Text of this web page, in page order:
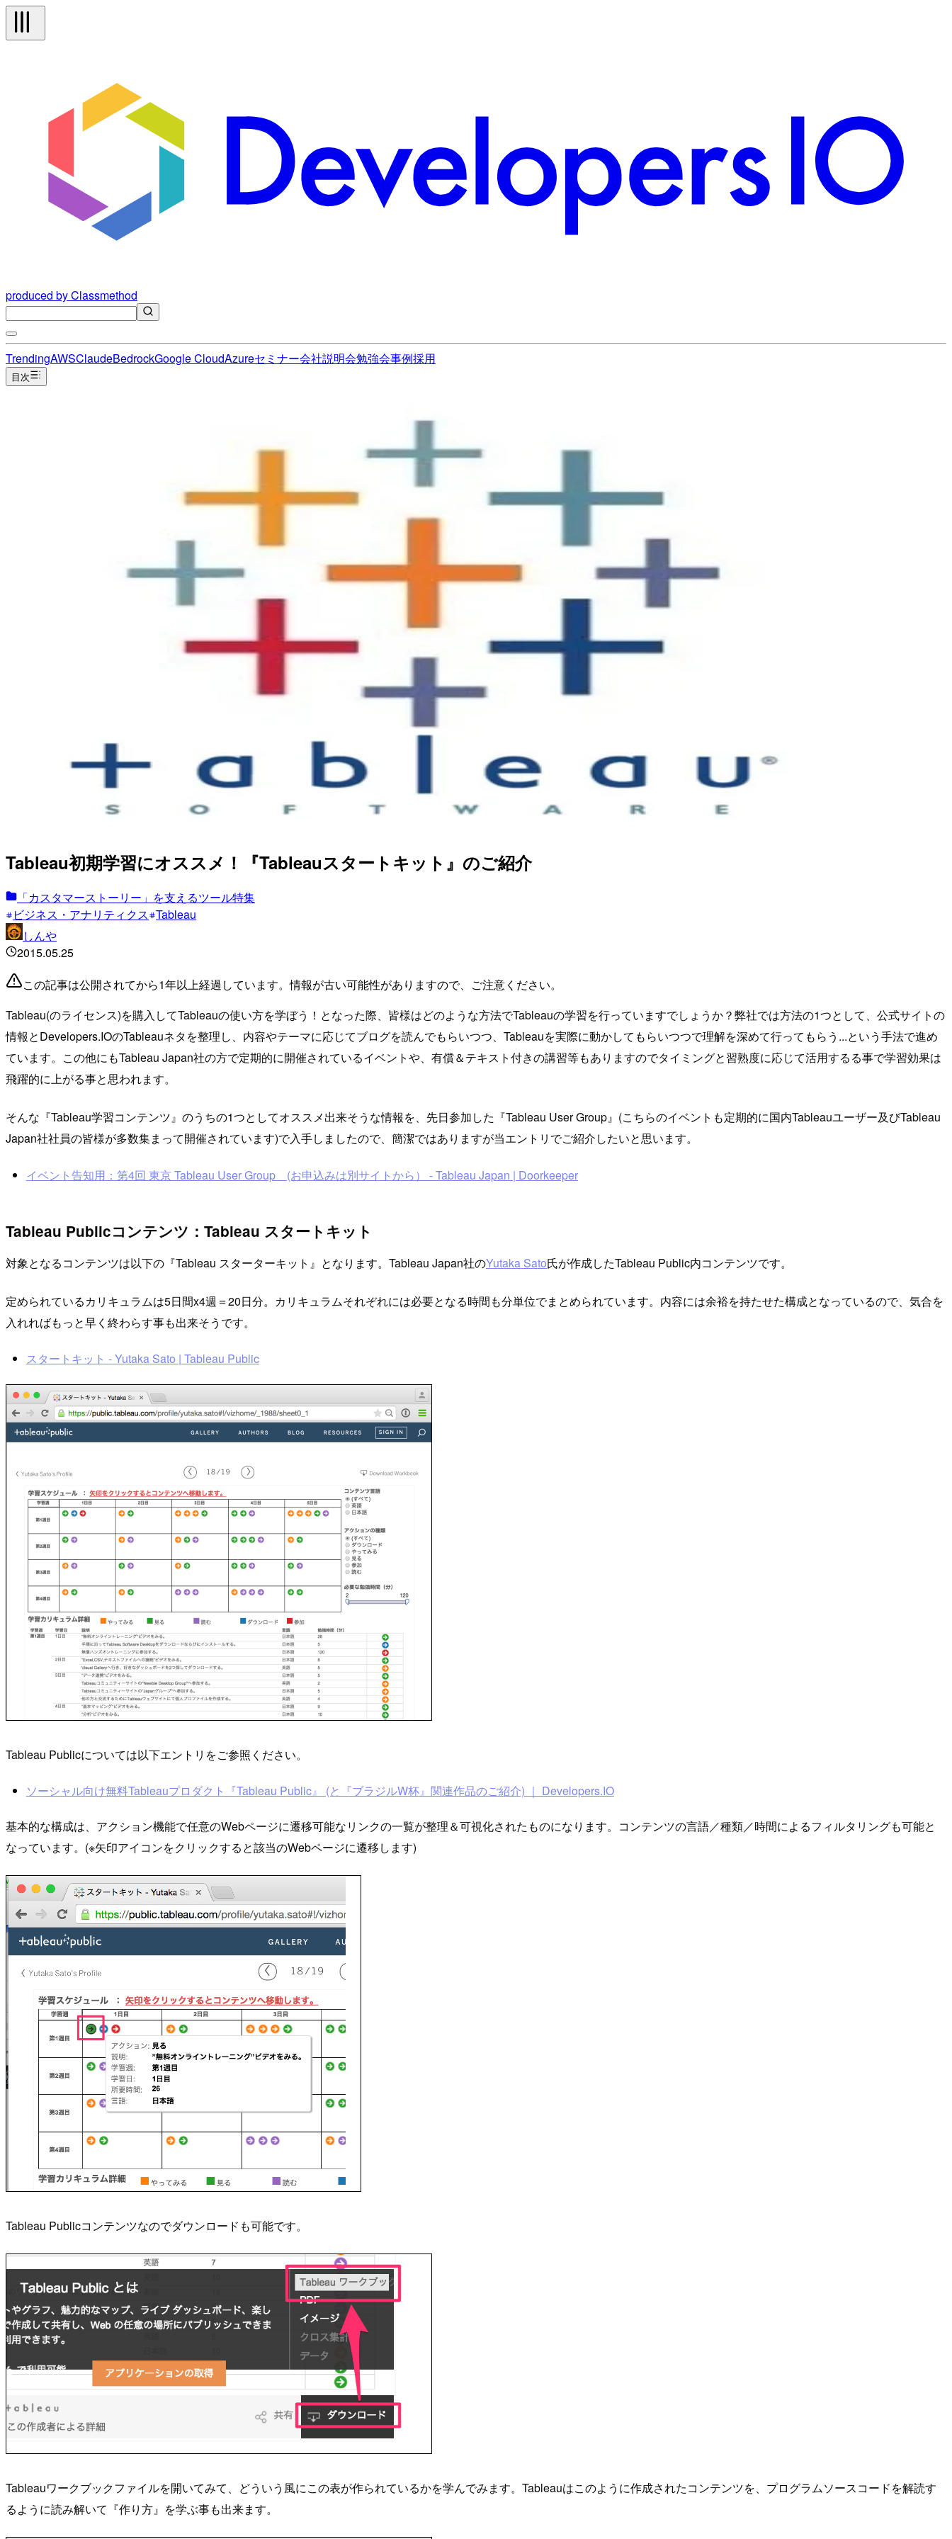
produced by Classmethod
TrendingAWSClaudeBedrockGoogle CloudAzureセミナー会社説明会勉強会事例採用
目次
Tableau初期学習にオススメ！『Tableauスタートキット』のご紹介
「カスタマーストーリー」を支えるツール特集
ビジネス・アナリティクス Tableau
しんや
2015.05.25
この記事は公開されてから1年以上経過しています。情報が古い可能性がありますので、ご注意ください。
Tableau(のライセンス)を購入してTableauの使い方を学ぼう！となった際、皆様はどのような方法でTableauの学習を行っていますでしょうか？弊社では方法の1つとして、公式サイトの
情報とDevelopers.IOのTableauネタを整理し、内容やテーマに応じてブログを読んでもらいつつ、Tableauを実際に動かしてもらいつつで理解を深めて行ってもらう...という手法で進め
ています。この他にもTableau Japan社の方で定期的に開催されているイベントや、有償＆テキスト付きの講習等もありますのでタイミングと習熟度に応じて活用するる事で学習効果は
飛躍的に上がる事と思われます。
そんな『Tableau学習コンテンツ』のうちの1つとしてオススメ出来そうな情報を、先日参加した『Tableau User Group』(こちらのイベントも定期的に国内Tableauユーザー及びTableau
Japan社社員の皆様が多数集まって開催されています)で入手しましたので、簡潔ではありますが当エントリでご紹介したいと思います。
イベント告知用：第4回 東京 Tableau User Group (お申込みは別サイトから） - Tableau Japan | Doorkeeper
Tableau Publicコンテンツ：Tableau スタートキット
対象となるコンテンツは以下の『Tableau スターターキット』となります。Tableau Japan社のYutaka Sato氏が作成したTableau Public内コンテンツです。
定められているカリキュラムは5日間x4週＝20日分。カリキュラムそれぞれには必要となる時間も分単位でまとめられています。内容には余裕を持たせた構成となっているので、気合を
入れればもっと早く終わらす事も出来そうです。
スタートキット - Yutaka Sato | Tableau Public
Tableau Publicについては以下エントリをご参照ください。
ソーシャル向け無料Tableauプロダクト『Tableau Public』 (と『ブラジルW杯』関連作品のご紹介) ｜ Developers.IO
基本的な構成は、アクション機能で任意のWebページに遷移可能なリンクの一覧が整理＆可視化されたものになります。コンテンツの言語／種類／時間によるフィルタリングも可能と
なっています。(※矢印アイコンをクリックすると該当のWebページに遷移します)
Tableau Publicコンテンツなのでダウンロードも可能です。
Tableauワークブックファイルを開いてみて、どういう風にこの表が作られているかを学んでみます。Tableauはこのように作成されたコンテンツを、プログラムソースコードを解読す
るように読み解いて『作り方』を学ぶ事も出来ます。